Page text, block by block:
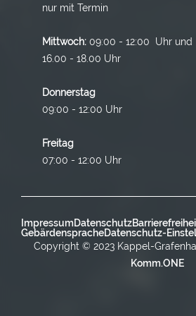
nur mit Termin
Mittwoch: 09:00 - 12:00 Uhr und
16.00 - 18.00 Uhr
Donnerstag
09:00 - 12:00 Uhr
Freitag
07:00 - 12:00
ImpressumDatenschutz
GebärdenspracheDatenschutz-
Copyright © 2023 Kappel-
Komm.ONE